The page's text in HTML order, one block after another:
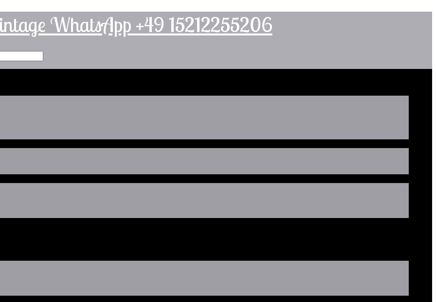
WhatsApp +49 15212255206